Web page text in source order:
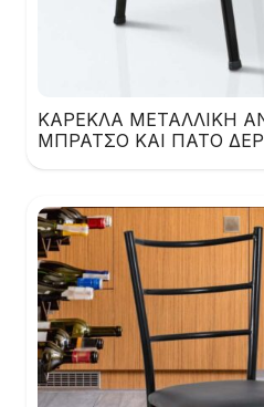
ΚΑΡΕΚΛΑ ΜΕΤΑΛΛΙΚΗ
ΜΠΡΑΤΣΟ ΚΑΙ ΠΑΤΟ